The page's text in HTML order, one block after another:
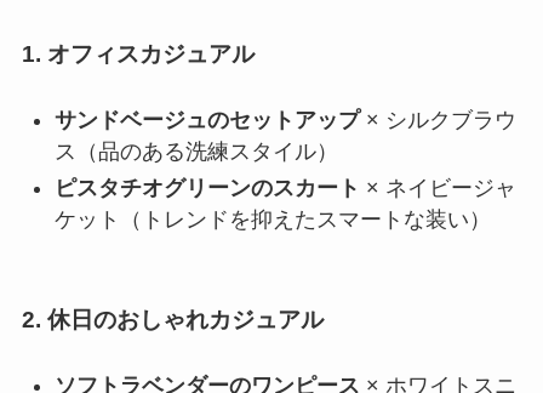
1. オフィスカジュアル
サンドベージュのセットアップ× シルクブラウ
ス（品のある洗練スタイル）
ピスタチオグリーンのスカート × ネイビージャ
ケット（トレンドを抑えたスマートな装い）
2. 休日のおしゃれカジュアル
ソフトラベンダーのワンピース × ホワイトスニ